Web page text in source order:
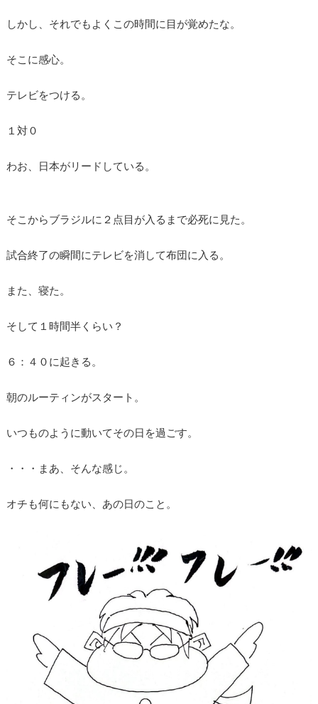
しかし、それでもよくこの時間に目が覚めたな。
そこに感心。
テレビをつける。
１対０
わお、日本がリードしている。
そこからブラジルに２点目が入るまで必死に見た。
試合終了の瞬間にテレビを消して布団に入る。
また、寝た。
そして１時間半くらい？
６：４０に起きる。
朝のルーティンがスタート。
いつものように動いてその日を過ごす。
・・・まあ、そんな感じ。
オチも何にもない、あの日のこと。